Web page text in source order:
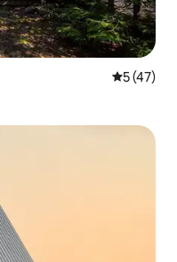
Note
5 (47)
plus aimés